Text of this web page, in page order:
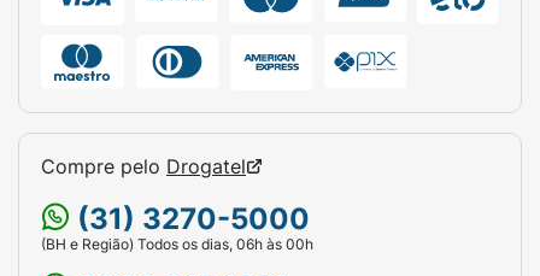
Compre pelo Drogatel
(31) 3270-5000
(BH e Região) Todos os dias, 06h às 00h